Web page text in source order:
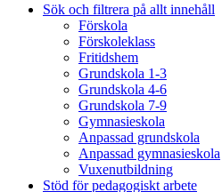
Sök och filtrera på allt innehåll
Förskola
Förskoleklass
Fritidshem
Grundskola 1-3
Grundskola 4-6
Grundskola 7-9
Gymnasieskola
Anpassad grundskola
Anpassad gymnasieskola
Vuxenutbildning
Stöd för pedagogiskt arbete